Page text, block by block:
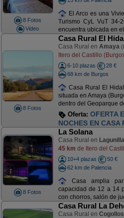
8 Fotos
Video
El Arco es una
Turismo CyL VuT
encuentra ubicada en
8 Fotos
Casa Rural El
Casa Rural en Amaya
Itero del Castillo
6-10 plazas
28 €
68 km de Burgos
Casa Rural El
situada en Amaya
dentro del Geoparque
Oferta: OFERTA
NOCHES EN
8 Fotos
La Solana
Casa Rural en
45 km de Itero del
10+4 plazas
50 €
62 km de Palencia
Casa amplia
capacidad de 12 a 14
con chorros, salón de
Casa Rural La
Casa Rural en Cogollos